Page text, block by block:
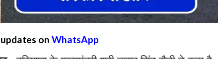
on WhatsApp